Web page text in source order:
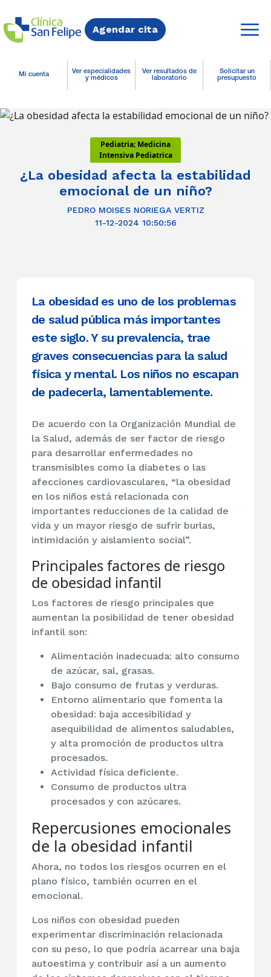
Agendar cita
Mi cuenta
Ver especialidades
y médicos
Ver resultados de
laboratorio
Solicitar un
presupuesto
Pediatria; Medicina
Intensiva Pediatrica
¿La obesidad afecta la estabilidad
emocional de un niño?
PEDRO MOISES NORIEGA VERTIZ
11-12-2024 10:50:56
La obesidad es uno de los problemas
de salud pública más importantes
este siglo. Y su prevalencia, trae
graves consecuencias para la salud
física y mental. Los niños no escapan
de padecerla, lamentablemente.
De acuerdo con la Organización Mundial de
la Salud, además de ser factor de riesgo
para desarrollar enfermedades no
transmisibles como la diabetes o las
afecciones cardiovasculares, “la obesidad
en los niños está relacionada con
importantes reducciones de la calidad de
vida y un mayor riesgo de sufrir burlas,
intimidación y aislamiento social”.
Principales factores de riesgo
de obesidad infantil
Los factores de riesgo principales que
aumentan la posibilidad de tener obesidad
infantil son:
Alimentación inadecuada: alto consumo
de azúcar, sal, grasas.
Bajo consumo de frutas y verduras.
Entorno alimentario que fomenta la
obesidad: baja accesibilidad y
asequibilidad de alimentos saludables,
y alta promoción de productos ultra
procesados.
Actividad física deficiente.
Consumo de productos ultra
procesados y con azúcares.
Repercusiones emocionales
de la obesidad infantil
Ahora, no todos los riesgos ocurren en el
plano físico, también ocurren en el
emocional.
Los niños con obesidad pueden
experimentar discriminación relacionada
con su peso, lo que podría acarrear una baja
autoestima y contribuir así a un aumento